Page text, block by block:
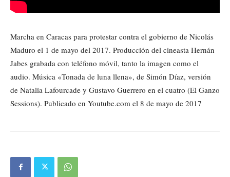
Marcha en Caracas para protestar contra el gobierno de Nicolás
Maduro el 1 de mayo del 2017. Producción del cineasta Hernán
Jabes grabada con teléfono móvil, tanto la imagen como el
audio. Música «Tonada de luna llena», de Simón Díaz, versión
de Natalia Lafourcade y Gustavo Guerrero en el cuatro (El Ganzo
Sessions). Publicado en Youtube.com el 8 de mayo de 2017